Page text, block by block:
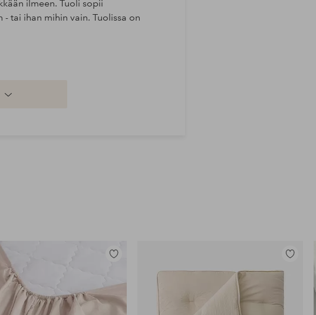
ilmeen. Tuoli sopii
tai ihan mihin vain. Tuolissa on
Lisää
Lisää